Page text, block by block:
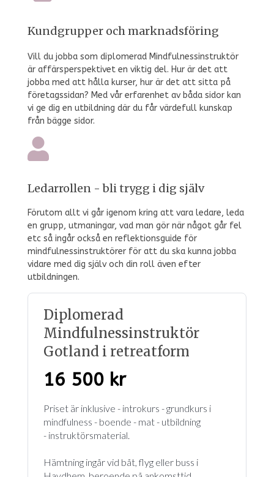
Kundgrupper och marknadsföring
Vill du jobba som diplomerad Mindfulnessinstruktör
är affärsperspektivet en viktig del. Hur är det att
jobba med att hålla kurser, hur är det att sitta på
företagssidan? Med vår erfarenhet av båda sidor kan
vi ge dig en utbildning där du får värdefull kunskap
från bägge sidor.
Ledarrollen - bli trygg i dig själv
Förutom allt vi går igenom kring att vara ledare, leda
en grupp, utmaningar, vad man gör när något går fel
etc så ingår också en reflektionsguide för
mindfulnessinstruktörer för att du ska kunna jobba
vidare med dig själv och din roll även efter
utbildningen.
Diplomerad
Mindfulnessinstruktör
Gotland i retreatform
16 500 kr
Priset är inklusive - introkurs - grundkurs i
mindfulness - boende - mat - utbildning
- instruktörsmaterial.
Hämtning ingår vid båt, flyg eller buss i